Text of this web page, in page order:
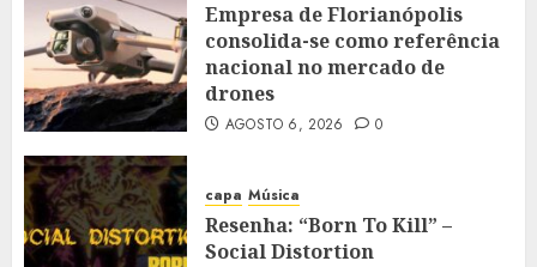
Empresa de Florianópolis
consolida-se como referência
nacional no mercado de
drones
AGOSTO 6, 2026 0
capa Música
Resenha: “Born To Kill” –
Social Distortion